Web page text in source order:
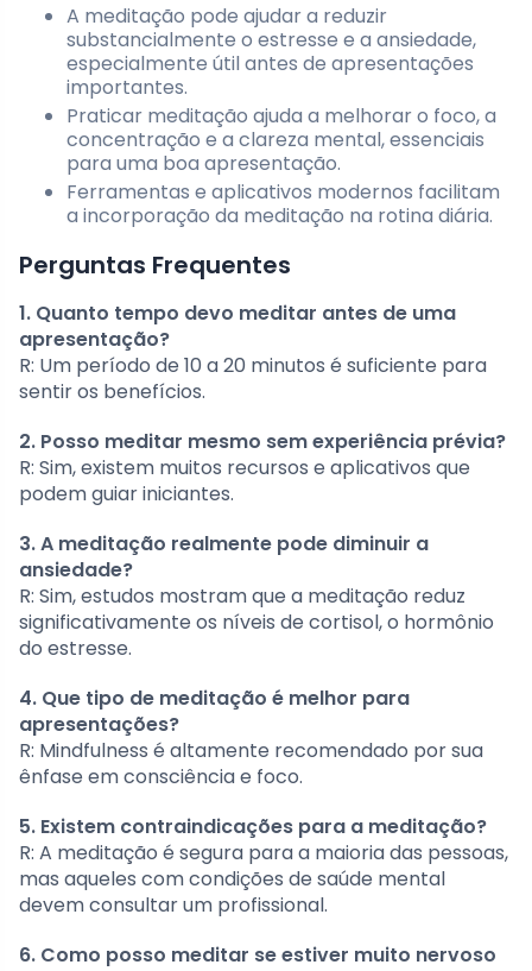
A meditação pode ajudar a reduzir
substancialmente o estresse e a ansiedade,
especialmente útil antes de apresentações
importantes.
Praticar meditação ajuda a melhorar o foco, a
concentração e a clareza mental, essenciais
para uma boa apresentação.
Ferramentas e aplicativos modernos facilitam
a incorporação da meditação na rotina diária.
Perguntas Frequentes
1. Quanto tempo devo meditar antes de uma
apresentação?
R: Um período de 10 a 20 minutos é suficiente para
sentir os benefícios.
2. Posso meditar mesmo sem experiência prévia?
R: Sim, existem muitos recursos e aplicativos que
podem guiar iniciantes.
3. A meditação realmente pode diminuir a
ansiedade?
R: Sim, estudos mostram que a meditação reduz
significativamente os níveis de cortisol, o hormônio
do estresse.
4. Que tipo de meditação é melhor para
apresentações?
R: Mindfulness é altamente recomendado por sua
ênfase em consciência e foco.
5. Existem contraindicações para a meditação?
R: A meditação é segura para a maioria das pessoas,
mas aqueles com condições de saúde mental
devem consultar um profissional.
6. Como posso meditar se estiver muito nervoso